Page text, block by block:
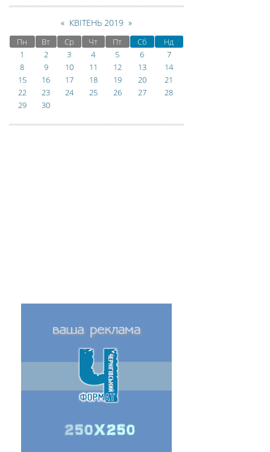
« КВІТЕНЬ 2019 »
Пн Вт Ср Чт Пт Сб
Нд
1
2 3 4 5 6
7
8
9 10 11 12 13
14
15
16 17 18 19 20
21
22
23 24 25 26 27
28
29
30